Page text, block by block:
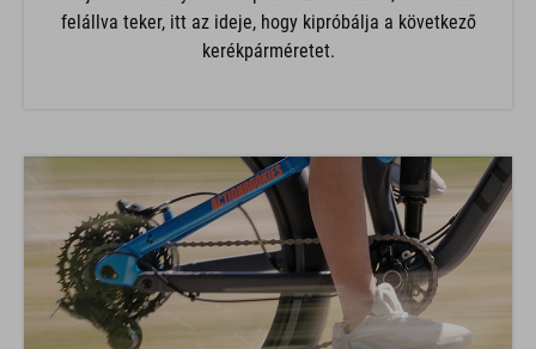
felállva teker, itt az ideje, hogy kipróbálja a következő
kerékpárméretet.